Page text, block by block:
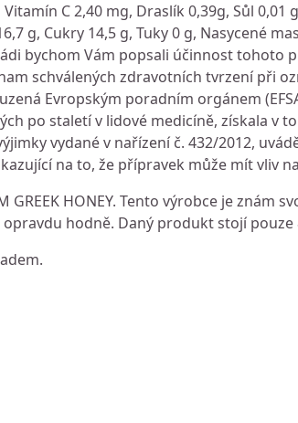
C 2,40 mg, Draslík 0,39g, Sůl 0,01
g, Cukry 14,5 g, Tuky 0 g, Nasycené
bychom Vám popsali účinnost tohoto
schválených zdravotních tvrzení při
Evropským poradním orgánem
po staletí v lidové medicíně, získala v
vydané v nařízení č. 432/2012,
na to, že přípravek může mít vliv
HONEY. Tento výrobce je znám
hodně. Daný produkt stojí pouze